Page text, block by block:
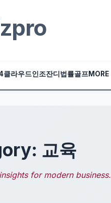
클라우드인조잔디 법률골프MORE
교육
for modern business.